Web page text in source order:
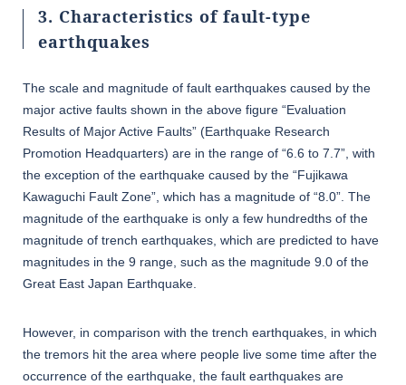
3. Characteristics of fault-type
earthquakes
The scale and magnitude of fault earthquakes caused by the
major active faults shown in the above figure “Evaluation
Results of Major Active Faults” (Earthquake Research
Promotion Headquarters) are in the range of “6.6 to 7.7”, with
the exception of the earthquake caused by the “Fujikawa
Kawaguchi Fault Zone”, which has a magnitude of “8.0”. The
magnitude of the earthquake is only a few hundredths of the
magnitude of trench earthquakes, which are predicted to have
magnitudes in the 9 range, such as the magnitude 9.0 of the
Great East Japan Earthquake.
However, in comparison with the trench earthquakes, in which
the tremors hit the area where people live some time after the
occurrence of the earthquake, the fault earthquakes are